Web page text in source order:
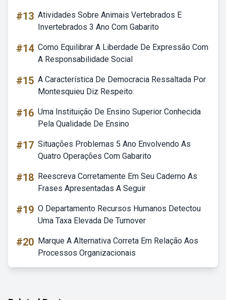
#13 Atividades Sobre Animais Vertebrados E
Invertebrados 3 Ano Com Gabarito
#14 Como Equilibrar A Liberdade De Expressão Com
A Responsabilidade Social
#15 A Característica De Democracia Ressaltada Por
Montesquieu Diz Respeito:
#16 Uma Instituição De Ensino Superior Conhecida
Pela Qualidade De Ensino
#17 Situações Problemas 5 Ano Envolvendo As
Quatro Operações Com Gabarito
#18 Reescreva Corretamente Em Seu Caderno As
Frases Apresentadas A Seguir
#19 O Departamento Recursos Humanos Detectou
Uma Taxa Elevada De Turnover
#20 Marque A Alternativa Correta Em Relação Aos
Processos Organizacionais